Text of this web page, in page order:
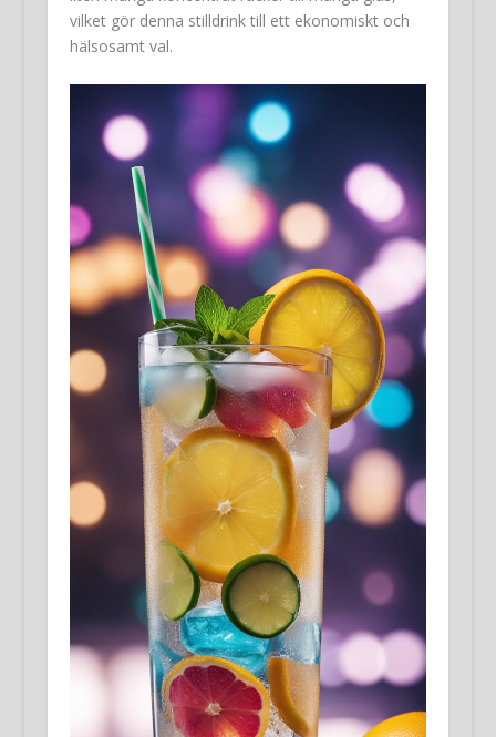
vilket gör denna stilldrink till ett ekonomiskt och
hälsosamt val.